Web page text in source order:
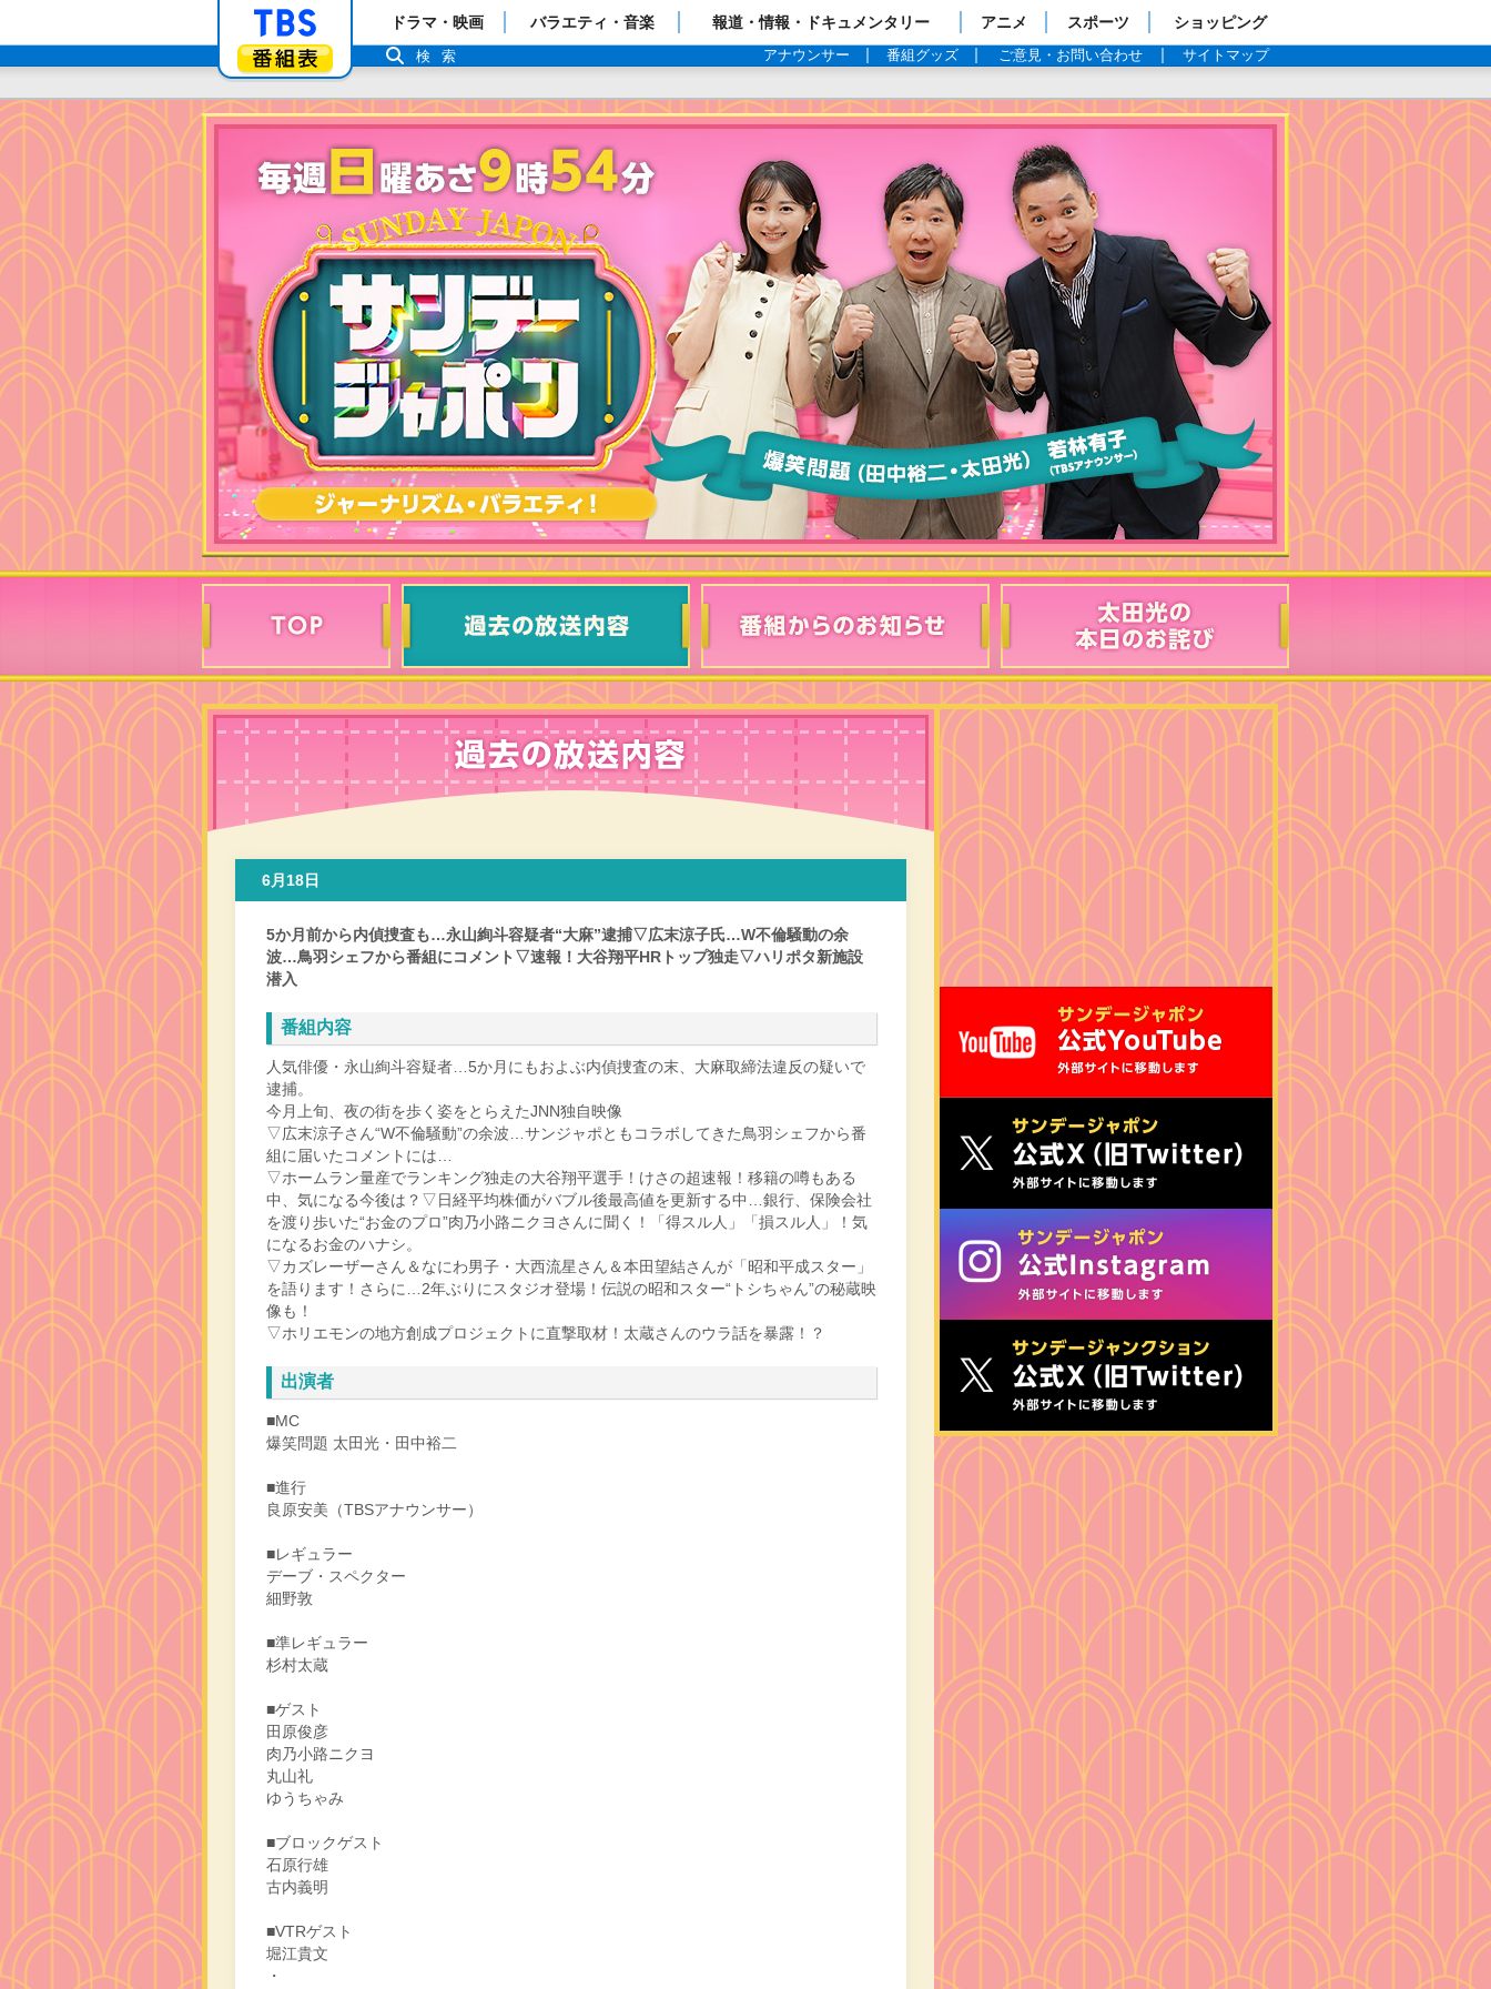
「TBSテレビ」トップページ
番組表
ドラマ・映画 バラエティ・音楽 報道・情報・ドキュメンタリー アニメ スポーツ ショッピング
アナウンサー 番組グッズ ご意見・お問い合わせ サイトマップ
検索
6月18日
5か月前から内偵捜査も…永山絢斗容疑者“大麻”逮捕▽広末涼子氏…W不倫騒動の余
波…鳥羽シェフから番組にコメント▽速報！大谷翔平HRトップ独走▽ハリポタ新施設
潜入
番組内容
人気俳優・永山絢斗容疑者…5か月にもおよぶ内偵捜査の末、大麻取締法違反の疑いで
逮捕。
今月上旬、夜の街を歩く姿をとらえたJNN独自映像
▽広末涼子さん“W不倫騒動”の余波…サンジャポともコラボしてきた鳥羽シェフから番
組に届いたコメントには…
▽ホームラン量産でランキング独走の大谷翔平選手！けさの超速報！移籍の噂もある
中、気になる今後は？▽日経平均株価がバブル後最高値を更新する中…銀行、保険会社
を渡り歩いた“お金のプロ”肉乃小路ニクヨさんに聞く！「得スル人」「損スル人」！気
になるお金のハナシ。
▽カズレーザーさん＆なにわ男子・大西流星さん＆本田望結さんが「昭和平成スター」
を語ります！さらに…2年ぶりにスタジオ登場！伝説の昭和スター“トシちゃん”の秘蔵映
像も！
▽ホリエモンの地方創成プロジェクトに直撃取材！太蔵さんのウラ話を暴露！？
出演者
■MC
爆笑問題 太田光・田中裕二
■進行
良原安美（TBSアナウンサー）
■レギュラー
デーブ・スペクター
細野敦
■準レギュラー
杉村太蔵
■ゲスト
田原俊彦
肉乃小路ニクヨ
丸山礼
ゆうちゃみ
■ブロックゲスト
石原行雄
古内義明
■VTRゲスト
堀江貴文
・